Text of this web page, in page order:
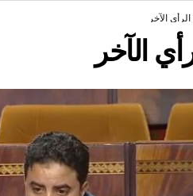
الآخر
الآخر